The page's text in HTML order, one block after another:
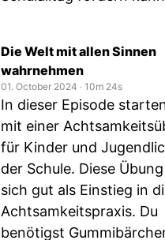
Die Welt mit allen Sinnen
wahrnehmen
01. October 2024 ‧ 10m 24s
In dieser Episode
mit einer
für Kinder und
der Schule. Diese
sich gut als Einstieg in
Achtsamkeitspraxis. Du
benötigst